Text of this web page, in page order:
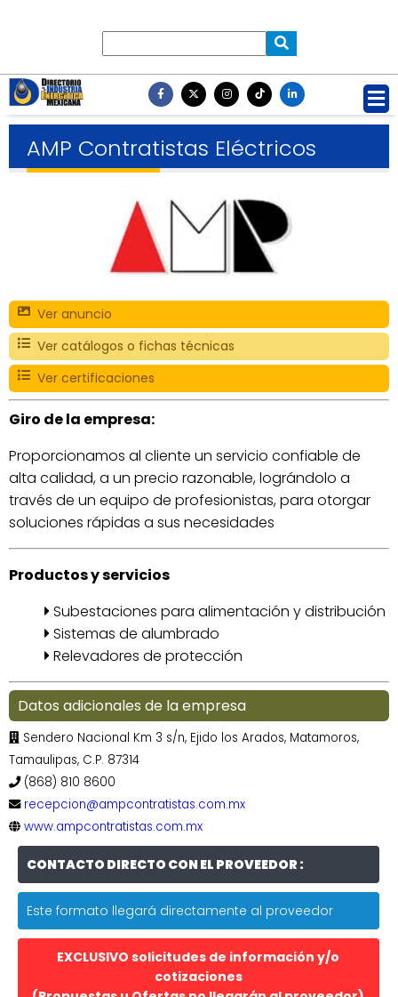
AMP Contratistas Eléctricos
Ver anuncio
Ver catálogos o fichas técnicas
Ver certificaciones
Giro de la empresa:
Proporcionamos al cliente un servicio confiable de
alta calidad, a un precio razonable, lográndolo a
través de un equipo de profesionistas, para otorgar
soluciones rápidas a sus necesidades
Productos y servicios
Subestaciones para alimentación y distribución
Sistemas de alumbrado
Relevadores de protección
Datos adicionales de la empresa
Sendero Nacional Km 3 s/n, Ejido los Arados, Matamoros,
Tamaulipas, C.P. 87314
(868) 810 8600
recepcion@ampcontratistas.com.mx
www.ampcontratistas.com.mx
CONTACTO DIRECTO CON EL PROVEEDOR :
Este formato llegará directamente al proveedor
EXCLUSIVO solicitudes de información y/o
cotizaciones